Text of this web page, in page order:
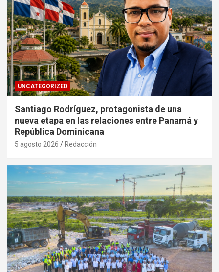
UNCATEGORIZED
Santiago Rodríguez, protagonista de una
nueva etapa en las relaciones entre Panamá y
República Dominicana
5 agosto 2026 Redacción